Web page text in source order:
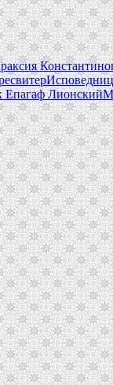
Епагаф Лионский